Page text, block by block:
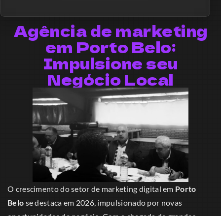
Agência de marketing
em Porto Belo:
Impulsione seu
Negócio Local
O crescimento do setor de marketing digital em Porto
Belo se destaca em 2026, impulsionado por novas